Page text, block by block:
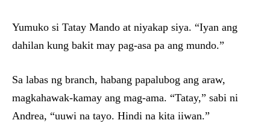
Yumuko si Tatay Mando at niyakap siya. “Iyan ang
dahilan kung bakit may pag-asa pa ang mundo.”
Sa labas ng branch, habang papalubog ang araw,
magkahawak-kamay ang mag-ama. “Tatay,” sabi ni
Andrea, “uuwi na tayo. Hindi na kita iiwan.”